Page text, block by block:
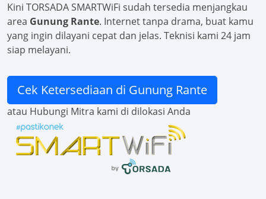
Kini TORSADA SMARTWiFi sudah tersedia menjangkau
area Gunung Rante. Internet tanpa drama, buat kamu
yang ingin dilayani cepat dan jelas. Teknisi kami 24 jam
siap melayani.
Cek Ketersediaan di Gunung Rante
atau Hubungi Mitra kami di dilokasi Anda